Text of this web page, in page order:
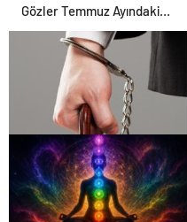
Gözler Temmuz Ayındaki
Karar Duruşmasına Çevrildi
En Iyi Şanlıurfa Avukatı